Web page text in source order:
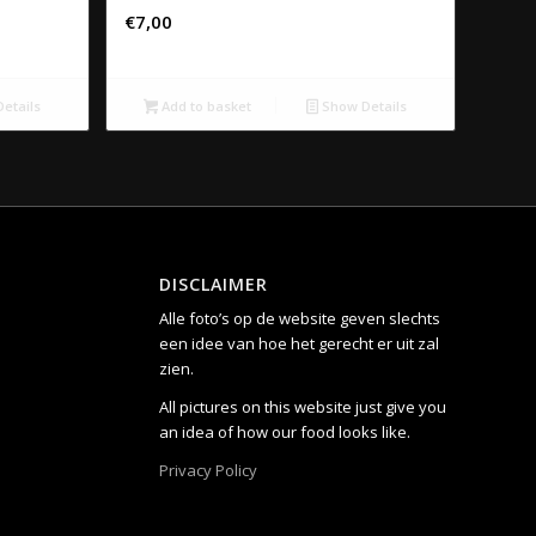
€7,00
Add to basket Show Details
DISCLAIMER
Alle foto’s op de website geven slechts
een idee van hoe het gerecht er uit zal
zien.
All pictures on this website just give you
an idea of how our food looks like.
Privacy Policy